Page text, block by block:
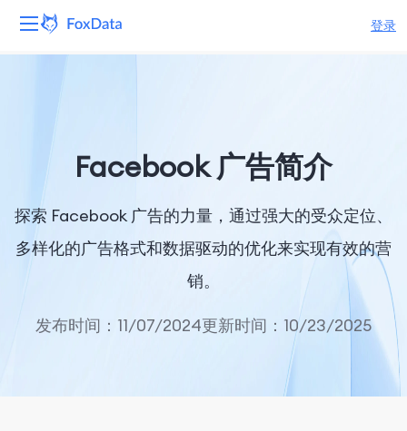
登录
解决方案
资源
Facebook 广告简介
探索 Facebook 广告的力量，通过强大的受众定位、
多样化的广告格式和数据驱动的优化来实现有效的营
销。
发布时间：11/07/2024更新时间：10/23/2025